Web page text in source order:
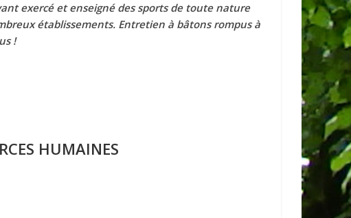
exercé et enseigné des sports de toute nature
établissements. Entretien à bâtons rompus à
!
HUMAINES